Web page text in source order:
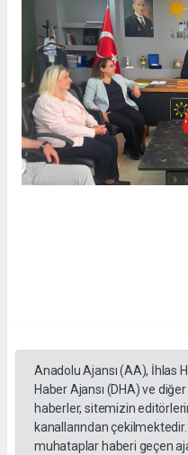
Anadolu Ajansı (AA), İhlas
Haber Ajansı (DHA) ve
haberler, sitemizin
kanallarından
muhataplar haberi geçen